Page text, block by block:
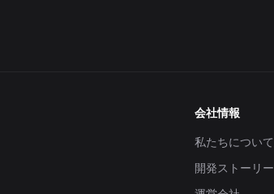
会社情報
私たちについて
開発ストーリー